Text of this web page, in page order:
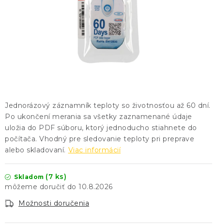
Obchodné podmienky GDPR Slovník pojmov
Jednorázový záznamník teploty so životnosťou až 60 dní.
Po ukončení merania sa všetky zaznamenané údaje
uložia do PDF súboru, ktorý jednoducho stiahnete do
počítača. Vhodný pre sledovanie teploty pri preprave
alebo skladovaní. Viac informácií
Skladom (7 ks)
10.8.2026
Možnosti doručenia